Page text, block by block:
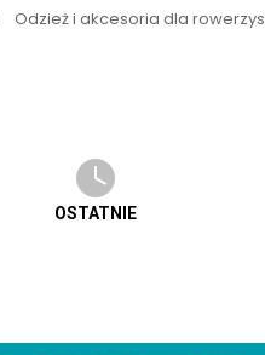
Odzież i akcesoria dla
OSTATNIE